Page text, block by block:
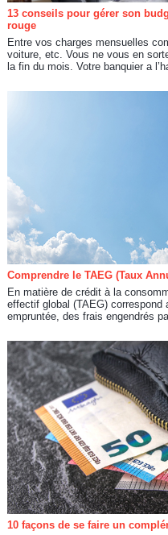
13 conseils pour gérer son
rouge
Entre vos charges mensuelles
voiture, etc. Vous ne vous en
la fin du mois. Votre banquier a
Comprendre le TAEG (Taux
En matière de crédit à la
effectif global (TAEG)
empruntée, des frais engendrés
10 façons de se faire un